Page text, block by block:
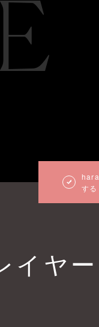
する
イヤー